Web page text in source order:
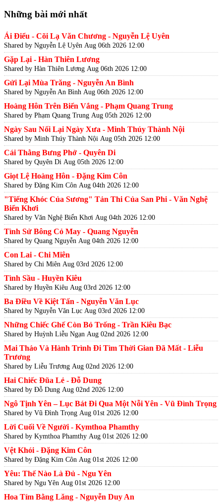
Những bài mới nhất
Ái Điểu - Cõi Lạ Văn Chương - Nguyễn Lệ Uyên
Shared by Nguyễn Lệ Uyên Aug 06th 2026 12:00
Gặp Lại - Hàn Thiên Lương
Shared by Hàn Thiên Lương Aug 06th 2026 12:00
Gửi Lại Mùa Trăng - Nguyễn An Bình
Shared by Nguyễn An Bình Aug 06th 2026 12:00
Hoàng Hôn Trên Biển Vắng - Phạm Quang Trung
Shared by Phạm Quang Trung Aug 05th 2026 12:00
Ngày Sau Nối Lại Ngày Xưa - Minh Thúy Thành Nội
Shared by Minh Thúy Thành Nội Aug 05th 2026 12:00
Cái Thằng Bưng Phở - Quyên Di
Shared by Quyên Di Aug 05th 2026 12:00
Giọt Lệ Hoàng Hôn - Đặng Kim Côn
Shared by Đặng Kim Côn Aug 04th 2026 12:00
"Tiếng Khóc Của Sương" Tản Thi Của San Phi - Văn Nghệ
Biển Khơi
Shared by Văn Nghệ Biển Khơi Aug 04th 2026 12:00
Tình Sử Bông Cỏ May - Quang Nguyễn
Shared by Quang Nguyễn Aug 04th 2026 12:00
Con Lai - Chi Miên
Shared by Chi Miên Aug 03rd 2026 12:00
Tình Sầu - Huyền Kiêu
Shared by Huyền Kiêu Aug 03rd 2026 12:00
Ba Điều Về Kiệt Tấn - Nguyễn Văn Lục
Shared by Nguyễn Văn Lục Aug 03rd 2026 12:00
Những Chiếc Ghế Còn Bỏ Trống - Trần Kiêu Bạc
Shared by Huỳnh Liễu Ngạn Aug 02nd 2026 12:00
Mai Thảo Và Hành Trình Đi Tìm Thời Gian Đã Mất - Liễu
Trương
Shared by Liễu Trương Aug 02nd 2026 12:00
Hai Chiếc Đũa Lẻ - Đỗ Dung
Shared by Đỗ Dung Aug 02nd 2026 12:00
Ngô Tịnh Yên – Lục Bát Đi Qua Một Nỗi Yên - Vũ Đình Trọng
Shared by Vũ Đình Trọng Aug 01st 2026 12:00
Lời Cuối Về Người - Kymthoa Phamthy
Shared by Kymthoa Phamthy Aug 01st 2026 12:00
Vệt Khói - Đặng Kim Côn
Shared by Đặng Kim Côn Aug 01st 2026 12:00
Yêu: Thế Nào Là Đủ - Ngu Yên
Shared by Ngu Yên Aug 01st 2026 12:00
Hoa Tím Bằng Lăng - Nguyễn Duy An